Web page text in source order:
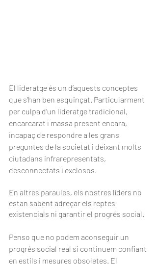
El lideratge és un d’aquests conceptes
que s’han ben esquinçat. Particularment
per culpa d’un lideratge tradicional,
encarcarat i massa present encara,
incapaç de respondre a les grans
preguntes de la societat i deixant molts
ciutadans infrarepresentats,
desconnectats i exclosos.
En altres paraules, els nostres líders no
estan sabent adreçar els reptes
existencials ni garantir el progrés social.
Penso que no podem aconseguir un
progrés social real si continuem confiant
en estils i mesures obsoletes. El